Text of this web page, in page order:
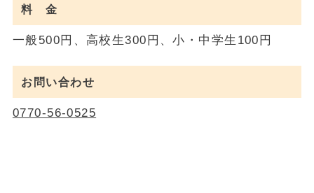
料 金
一般500円、高校生300円、小・中学生100円
お問い合わせ
0770-56-0525